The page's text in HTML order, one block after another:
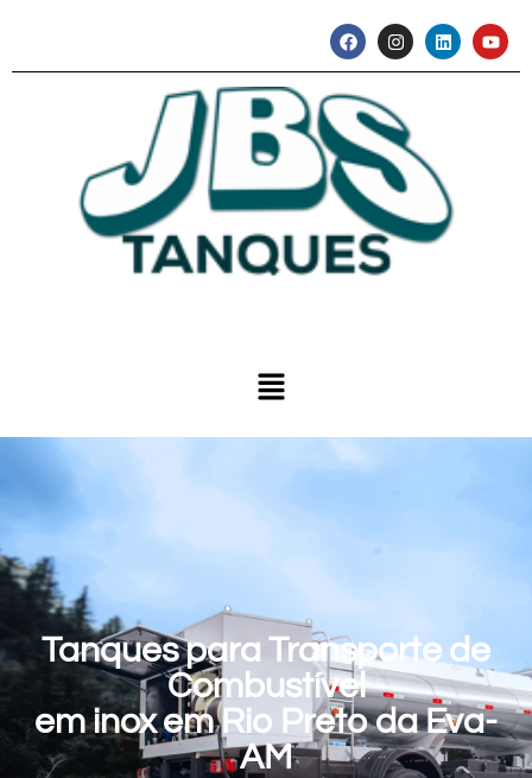
Tanques para Transporte de
Combustível
em inox em Rio Preto da Eva-
AM